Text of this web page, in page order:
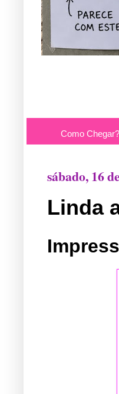
Como Chegar?
sábado, 16
Linda